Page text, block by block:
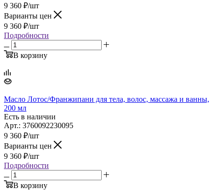
9 360 ₽/шт
Варианты цен
9 360 ₽/шт
Подробности
В корзину
Масло Лотос/Франжипани для тела, волос, массажа и ванны,
200 мл
Есть в наличии
Арт.: 3760092230095
9 360 ₽/шт
Варианты цен
9 360 ₽/шт
Подробности
В корзину